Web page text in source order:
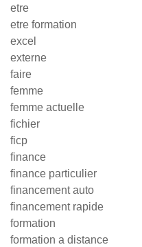
etre
etre formation
excel
externe
faire
femme
femme actuelle
fichier
ficp
finance
finance particulier
financement auto
financement rapide
formation
formation a distance